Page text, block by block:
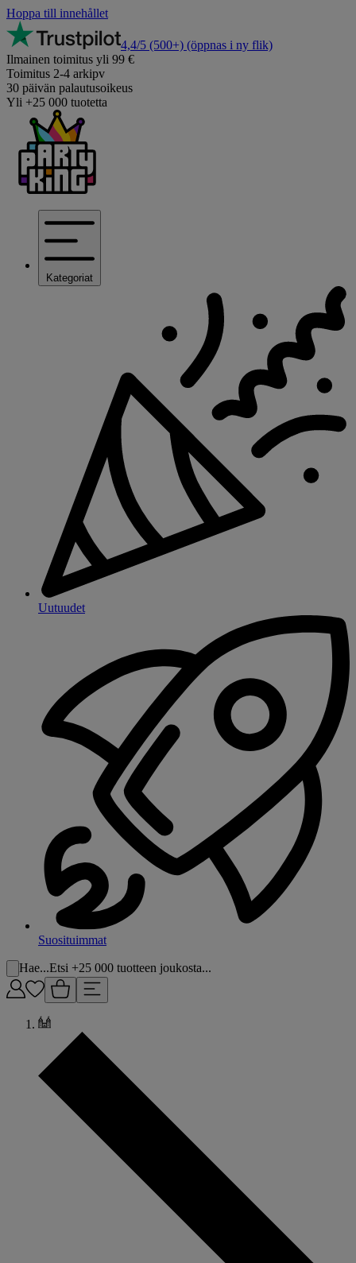
Hoppa till innehållet
4,4/5 (500+) (öppnas i ny flik)
Ilmainen toimitus yli 99 €
Toimitus 2-4 arkipv
30 päivän palautusoikeus
Yli +25 000 tuotetta
Kategoriat
Uutuudet
Suosituimmat
Hae...Etsi +25 000 tuotteen joukosta...